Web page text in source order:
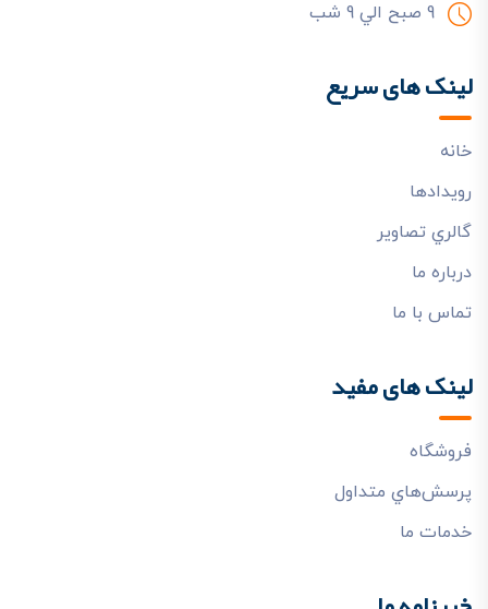
9 صبح الي 9 شب
لینک های سریع
خانه
رويدادها
گالري تصاوير
درباره ما
تماس با ما
لینک های مفید
فروشگاه
پرسش‌هاي متداول
خدمات ما